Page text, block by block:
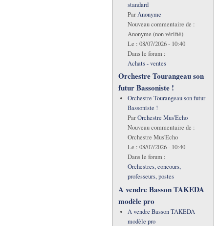
standard
ParAnonyme
Nouveau commentaire de :
Anonyme (non vérifié)
Le : 08/07/2026 - 10:40
Dans le forum :
Achats - ventes
Orchestre Tourangeau son
futur Bassoniste !
Orchestre Tourangeau son futur
Bassoniste !
ParOrchestre Mus'Echo
Nouveau commentaire de :
Orchestre Mus'Echo
Le : 08/07/2026 - 10:40
Dans le forum :
Orchestres, concours,
professeurs, postes
A vendre Basson TAKEDA
modèle pro
A vendre Basson TAKEDA
modèle pro